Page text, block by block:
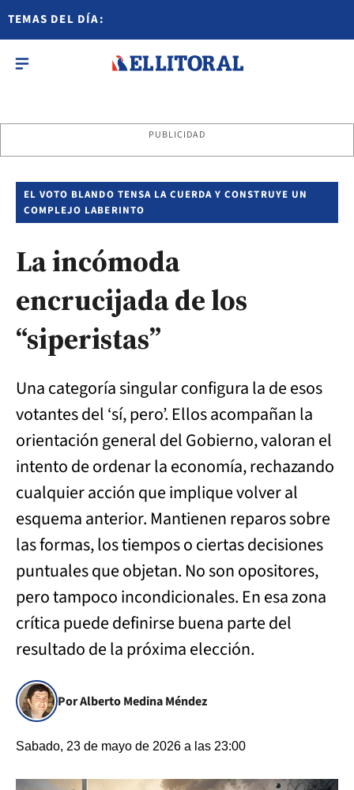
TEMAS DEL DÍA:
PUBLICIDAD
EL VOTO BLANDO TENSA LA CUERDA Y CONSTRUYE UN
COMPLEJO LABERINTO
La incómoda
encrucijada de los
“siperistas”
Una categoría singular configura la de esos
votantes del ‘sí, pero’. Ellos acompañan la
orientación general del Gobierno, valoran el
intento de ordenar la economía, rechazando
cualquier acción que implique volver al
esquema anterior. Mantienen reparos sobre
las formas, los tiempos o ciertas decisiones
puntuales que objetan. No son opositores,
pero tampoco incondicionales. En esa zona
crítica puede definirse buena parte del
resultado de la próxima elección.
Por Alberto Medina Méndez
Sabado, 23 de mayo de 2026 a las 23:00